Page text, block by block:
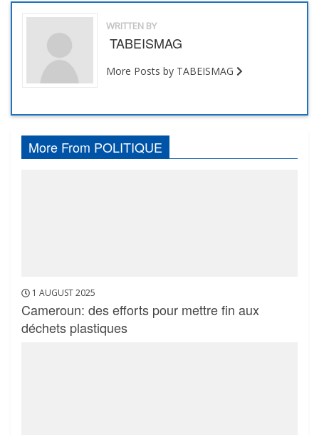
WRITTEN BY
TABEISMAG
More Posts by TABEISMAG
More From POLITIQUE
1 AUGUST 2025
Cameroun: des efforts pour mettre fin aux
déchets plastiques